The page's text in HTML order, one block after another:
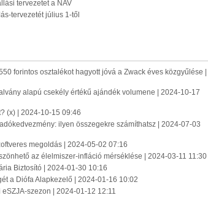
tervezetet a NAV
tervezetét július 1-től
forintos osztalékot hagyott jóvá a Zwack éves közgyűlése |
alapú csekély értékű ajándék volumene | 2024-10-17
(x) | 2024-10-15 09:46
ilyen összegekre számíthatsz | 2024-07-03
megoldás | 2024-05-02 07:16
az élelmiszer-infláció mérséklése | 2024-03-11 11:30
Biztosító | 2024-01-30 10:16
a Diófa Alapkezelő | 2024-01-16 10:02
szezon | 2024-01-12 12:11